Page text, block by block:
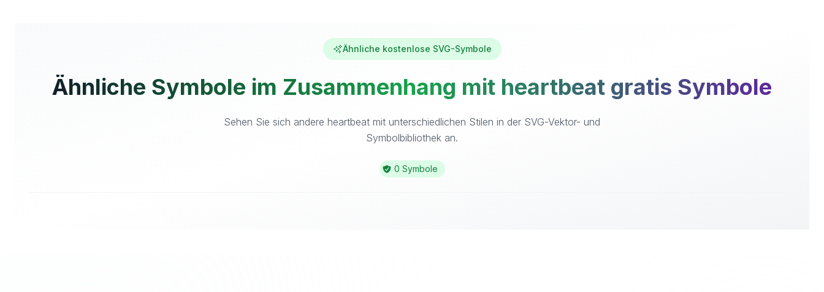
Ähnliche kostenlose SVG-Symbole
Ähnliche Symbole im Zusammenhang mit heartbeat gratis Symbole
Sehen Sie sich andere heartbeat mit unterschiedlichen Stilen in der SVG-Vektor- und
Symbolbibliothek an.
0 Symbole